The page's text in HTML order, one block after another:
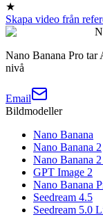
★
Skapa video från
Nano Banana Pro tar
nivå
Email
Bildmodeller
Nano Banana
Nano Banana 2
Nano Banana
GPT Image 2
Nano Banana
Seedream 4.5
Seedream 5.0